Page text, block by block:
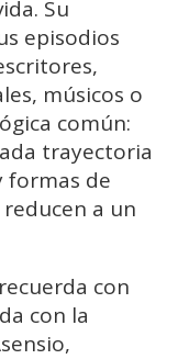
Su
episodios
músicos o
común:
trayectoria
formas de
a un
con
con la